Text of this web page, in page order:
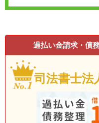
過払い金請求・債
司法書士法